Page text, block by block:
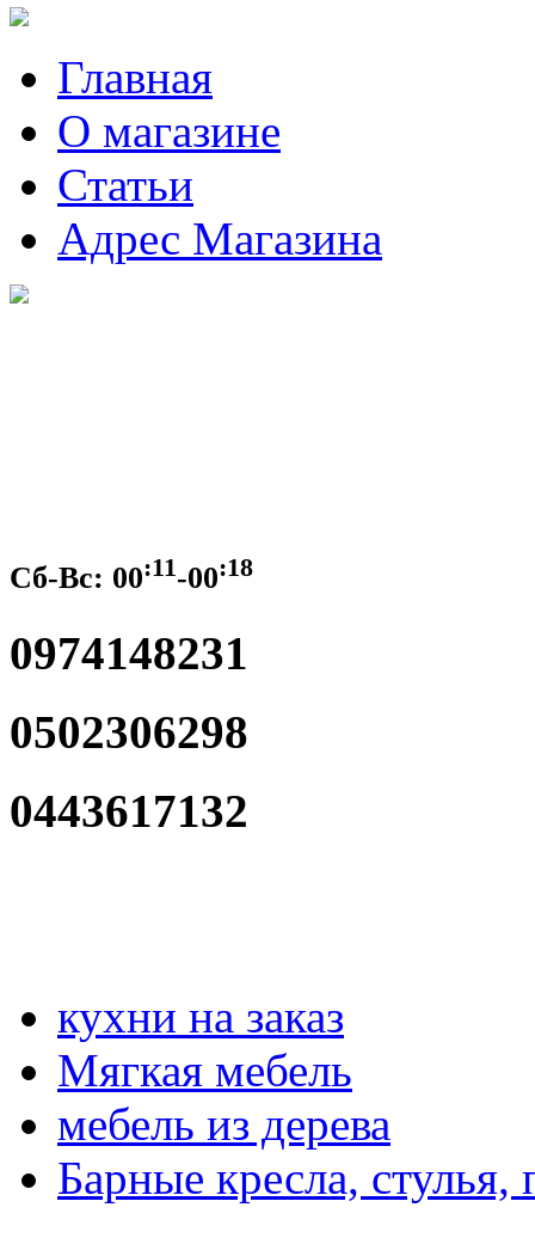
Главная
О магазине
Статьи
Адрес Магазина
Сб-Вс: 00:11-00:18
0974148231
0502306298
0443617132
кухни на заказ
Мягкая мебель
мебель из дерева
Барные кресла,